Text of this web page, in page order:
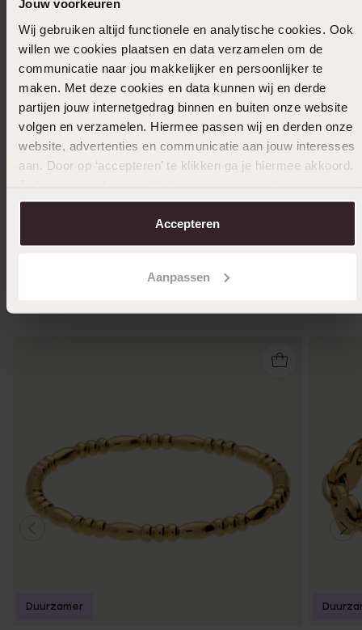
Jouw voorkeuren
Wij gebruiken altijd functionele en analytische cookies. Ook
willen we cookies plaatsen en data verzamelen om de
communicatie naar jou makkelijker en persoonlijker te
maken. Met deze cookies en data kunnen wij en derde
partijen jouw internetgedrag binnen en buiten onze website
volgen en verzamelen. Hiermee passen wij en derden onze
website, advertenties en communicatie aan jouw interesses
aan. Door op ‘accepteren’ te klikken ga je hiermee akkoord.
over in onscookiebeleid.
Accepteren
Aanpassen
5
Anderen kochten ook
Duurzamer